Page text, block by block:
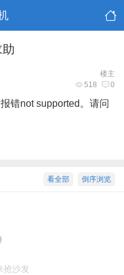
楼主
518 0
错not supported。请问
倒序浏览
看全部
抢沙发